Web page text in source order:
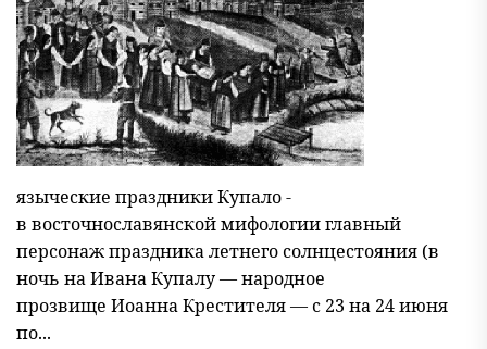
языческие праздники Купало -
в восточнославянской мифологии главный
персонаж праздника летнего солнцестояния (в
ночь на Ивана Купалу — народное
прозвище Иоанна Крестителя — с 23 на 24 июня
по...